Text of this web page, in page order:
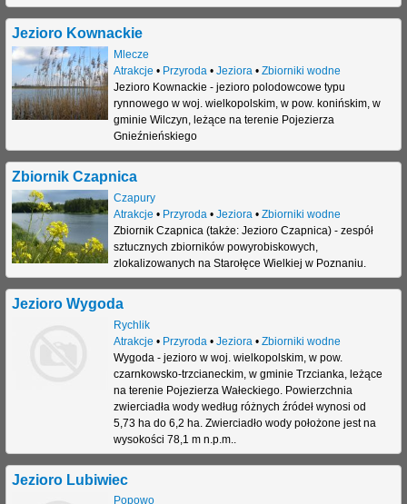
Jezioro Kownackie
Mlecze
Atrakcje • Przyroda • Jeziora • Zbiorniki wodne
Jezioro Kownackie - jezioro polodowcowe typu
rynnowego w woj. wielkopolskim, w pow. konińskim, w
gminie Wilczyn, leżące na terenie Pojezierza
Gnieźnieńskiego
Zbiornik Czapnica
Czapury
Atrakcje • Przyroda • Jeziora • Zbiorniki wodne
Zbiornik Czapnica (także: Jezioro Czapnica) - zespół
sztucznych zbiorników powyrobiskowych,
zlokalizowanych na Starołęce Wielkiej w Poznaniu.
Jezioro Wygoda
Rychlik
Atrakcje • Przyroda • Jeziora • Zbiorniki wodne
Wygoda - jezioro w woj. wielkopolskim, w pow.
czarnkowsko-trzcianeckim, w gminie Trzcianka, leżące
na terenie Pojezierza Wałeckiego. Powierzchnia
zwierciadła wody według różnych źródeł wynosi od
5,73 ha do 6,2 ha. Zwierciadło wody położone jest na
wysokości 78,1 m n.p.m..
Jezioro Lubiwiec
Popowo